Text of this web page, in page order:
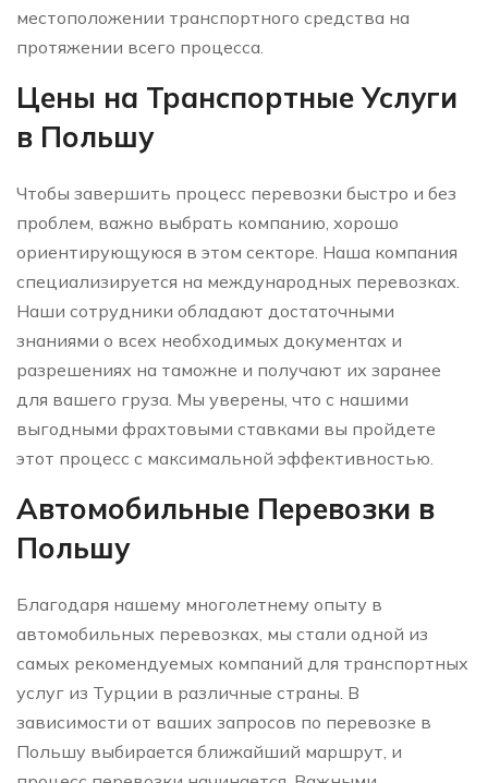
местоположении транспортного средства на
протяжении всего процесса.
Цены на Транспортные Услуги
в Польшу
Чтобы завершить процесс перевозки быстро и без
проблем, важно выбрать компанию, хорошо
ориентирующуюся в этом секторе. Наша компания
специализируется на международных перевозках.
Наши сотрудники обладают достаточными
знаниями о всех необходимых документах и
разрешениях на таможне и получают их заранее
для вашего груза. Мы уверены, что с нашими
выгодными фрахтовыми ставками вы пройдете
этот процесс с максимальной эффективностью.
Автомобильные Перевозки в
Польшу
Благодаря нашему многолетнему опыту в
автомобильных перевозках, мы стали одной из
самых рекомендуемых компаний для транспортных
услуг из Турции в различные страны. В
зависимости от ваших запросов по перевозке в
Польшу выбирается ближайший маршрут, и